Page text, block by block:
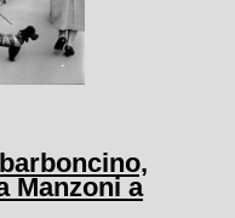
Manzoni a